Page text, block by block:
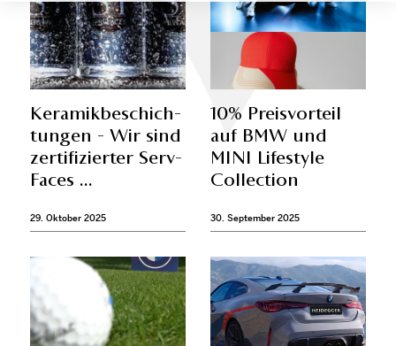
Ke­ra­mik­be­schich­
tun­gen - Wir sind
zer­ti­fi­zier­ter Serv­
Faces ...
29. Oktober 2025
10% Preis­vor­teil
auf BMW und
MINI Life­style
Collec­tion
30. September 2025